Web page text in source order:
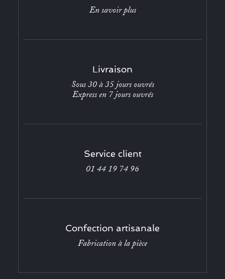
En savoir plus
Livraison
Sous 30 à 35 jours ouvrés
Express en 7 jours ouvrés
Service client
01 44 19 74 96
Confection artisanale
Fabrication à la pièce